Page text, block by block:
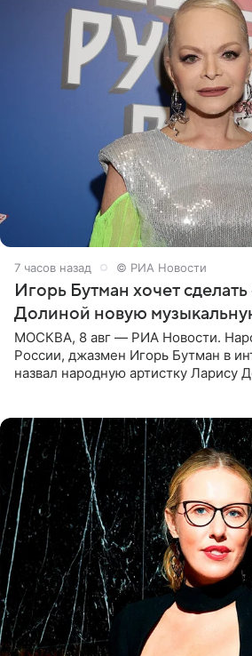
7 часов назад © РИА Новости
Игорь Бутман хочет
Долиной новую
МОСКВА, 8 авг — РИА Новости.
России, джазмен Игорь Бутман в
назвал народную артистку Ларису